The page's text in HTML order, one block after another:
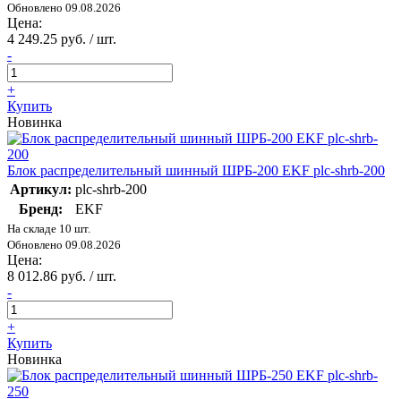
Обновлено 09.08.2026
Цена:
4 249.25 руб. / шт.
-
+
Купить
Новинка
Блок распределительный шинный ШРБ-200 EKF plc-shrb-200
Артикул: plc-shrb-200
Бренд:
EKF
На складе 10 шт.
Обновлено 09.08.2026
Цена:
8 012.86 руб. / шт.
-
+
Купить
Новинка